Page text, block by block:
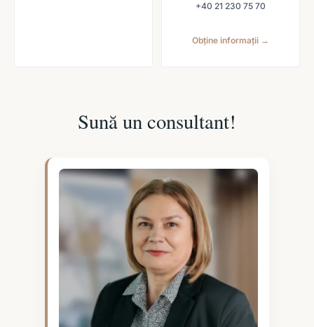
+40 21 230 75 70
Obține informații →
Sună un consultant!